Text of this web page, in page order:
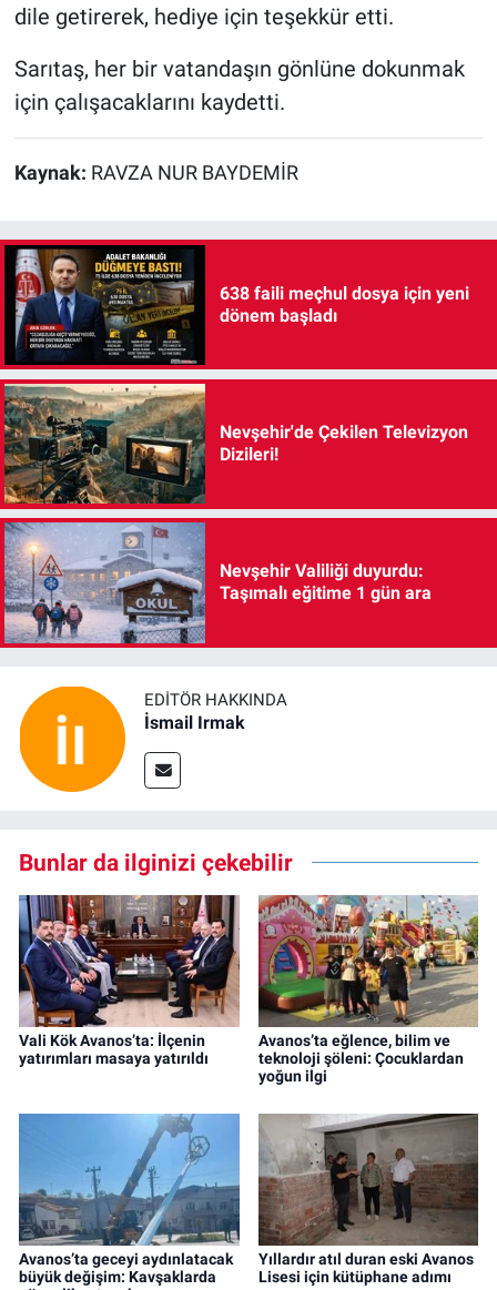
dile getirerek, hediye için teşekkür etti.
Sarıtaş, her bir vatandaşın gönlüne dokunmak
için çalışacaklarını kaydetti.
Kaynak: RAVZA NUR BAYDEMİR
638 faili meçhul dosya için yeni
dönem başladı
Nevşehir'de Çekilen Televizyon
Dizileri!
Nevşehir Valiliği duyurdu:
Taşımalı eğitime 1 gün ara
EDITÖR HAKKINDA
İsmail Irmak
Bunlar da ilginizi çekebilir
Vali Kök Avanos’ta: İlçenin
yatırımları masaya yatırıldı
Avanos’ta eğlence, bilim ve
teknoloji şöleni: Çocuklardan
yoğun ilgi
Avanos’ta geceyi aydınlatacak
büyük değişim: Kavşaklarda
Yıllardır atıl duran eski Avanos
Lisesi için kütüphane adımı